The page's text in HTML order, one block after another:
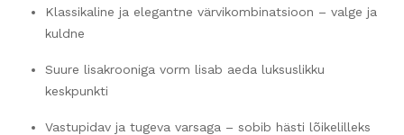
Klassikaline ja elegantne värvikombinatsioon – valge ja
kuldne
Suure lisakrooniga vorm lisab aeda luksuslikku
keskpunkti
Vastupidav ja tugeva varsaga – sobib hästi lõikelilleks